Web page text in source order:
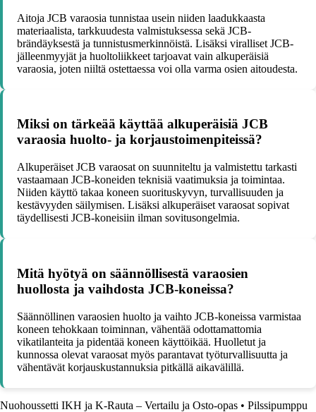
Aitoja JCB varaosia tunnistaa usein niiden laadukkaasta
materiaalista, tarkkuudesta valmistuksessa sekä JCB-
brändäyksestä ja tunnistusmerkinnöistä. Lisäksi viralliset JCB-
jälleenmyyjät ja huoltoliikkeet tarjoavat vain alkuperäisiä
varaosia, joten niiltä ostettaessa voi olla varma osien aitoudesta.
Miksi on tärkeää käyttää alkuperäisiä JCB
varaosia huolto- ja korjaustoimenpiteissä?
Alkuperäiset JCB varaosat on suunniteltu ja valmistettu tarkasti
vastaamaan JCB-koneiden teknisiä vaatimuksia ja toimintaa.
Niiden käyttö takaa koneen suorituskyvyn, turvallisuuden ja
kestävyyden säilymisen. Lisäksi alkuperäiset varaosat sopivat
täydellisesti JCB-koneisiin ilman sovitusongelmia.
Mitä hyötyä on säännöllisestä varaosien
huollosta ja vaihdosta JCB-koneissa?
Säännöllinen varaosien huolto ja vaihto JCB-koneissa varmistaa
koneen tehokkaan toiminnan, vähentää odottamattomia
vikatilanteita ja pidentää koneen käyttöikää. Huolletut ja
kunnossa olevat varaosat myös parantavat työturvallisuutta ja
vähentävät korjauskustannuksia pitkällä aikavälillä.
Nuohoussetti IKH ja K-Rauta – Vertailu ja Osto-opas • Pilssipumppu